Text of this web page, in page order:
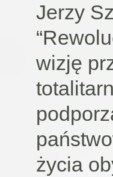
Jerzy
wizję
życia